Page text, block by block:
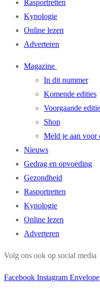
Rasportretten
Kynologie
Online lezen
Adverteren
Magazine
In dit nummer
Komende edities
Voorgaande
Shop
Meld je aan voor
Nieuws
Gedrag en opvoeding
Gezondheid
Rasportretten
Kynologie
Online lezen
Adverteren
Volg ons ook op social media
Facebook Instagram Envelope